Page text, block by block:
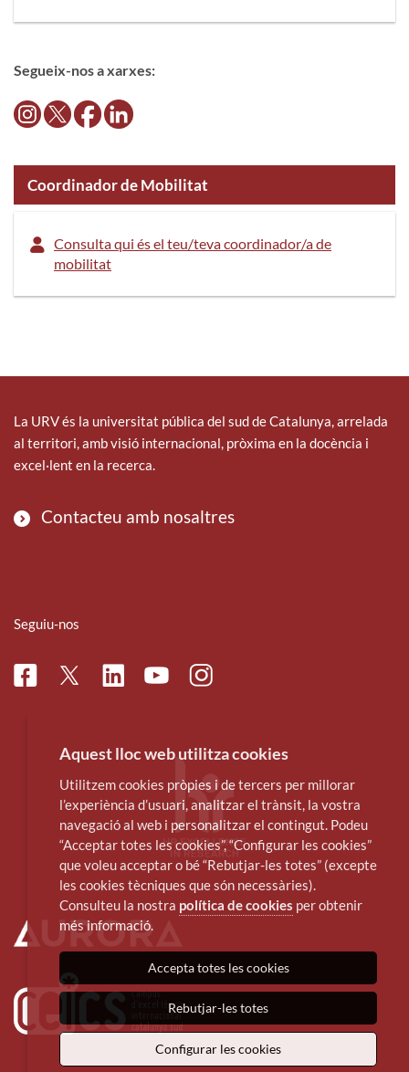
Segueix-nos a xarxes:
Coordinador de Mobilitat
Consulta qui és el teu/teva coordinador/a de
mobilitat
La URV és la universitat pública del sud de Catalunya, arrelada
al territori, amb visió internacional, pròxima en la docència i
excel·lent en la recerca.
Contacteu amb nosaltres
Seguiu-nos
FacebookTwitterLinkedinYoutubeInstagram
Aquest lloc web utilitza cookies
Utilitzem cookies pròpies i de tercers per millorar
l’experiència d’usuari, analitzar el trànsit, la vostra
navegació al web i personalitzar el contingut. Podeu
“Acceptar totes les cookies”, “Configurar les cookies”
que voleu acceptar o bé “Rebutjar-les totes” (excepte
les cookies tècniques que són necessàries).
Consulteu la nostra política de cookies per obtenir
més informació.
Accepta totes les cookies
Rebutjar-les totes
Configurar les cookies